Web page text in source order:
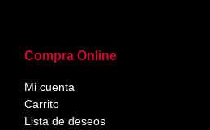
Compra Online
Mi cuenta
Carrito
Lista de deseos